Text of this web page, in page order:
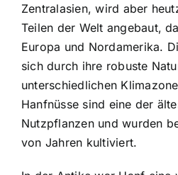
Zentralasien, wird aber
Teilen der Welt angebaut,
Europa und Nordamerika.
sich durch ihre robuste
unterschiedlichen
Hanfnüsse sind eine der
Nutzpflanzen und wurden
von Jahren kultiviert.